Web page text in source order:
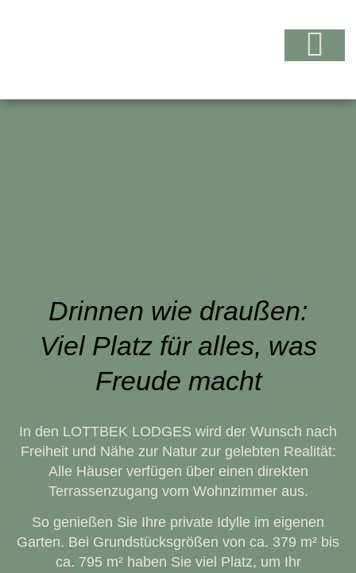
Drinnen wie draußen:
Viel Platz für alles, was
Freude macht
In den LOTTBEK LODGES wird der Wunsch nach
Freiheit und Nähe zur Natur zur gelebten Realität:
Alle Häuser verfügen über einen direkten
Terrassenzugang vom Wohnzimmer aus.
So genießen Sie Ihre private Idylle im eigenen
Garten. Bei Grundstücksgrößen von ca. 379 m² bis
ca. 795 m² haben Sie viel Platz, um Ihr